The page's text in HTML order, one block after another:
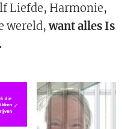
Liefde, Harmonie,
wereld,want alles Is